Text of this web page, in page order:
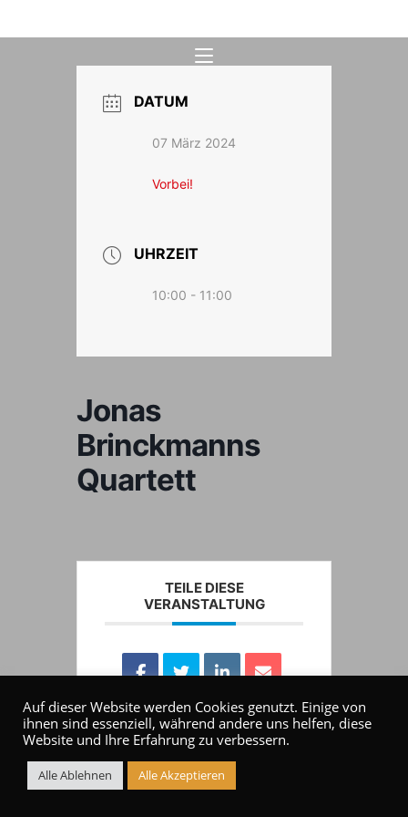
Inhalt
DATUM
07 März 2024
Vorbei!
UHRZEIT
10:00 - 11:00
Jonas
Brinckmanns
Quartett
TEILE DIESE
VERANSTALTUNG
Auf dieser Website werden Cookies genutzt. Einige von
ihnen sind essenziell, während andere uns helfen, diese
Website und Ihre Erfahrung zu verbessern.
Alle Ablehnen Alle Akzeptieren